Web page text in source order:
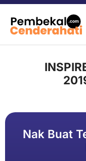
Nak Buat